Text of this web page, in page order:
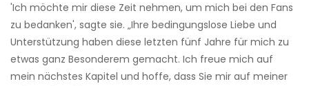
'Ich möchte mir diese Zeit nehmen, um mich bei den Fans
zu bedanken', sagte sie. „Ihre bedingungslose Liebe und
Unterstützung haben diese letzten fünf Jahre für mich zu
etwas ganz Besonderem gemacht. Ich freue mich auf
mein nächstes Kapitel und hoffe, dass Sie mir auf meiner